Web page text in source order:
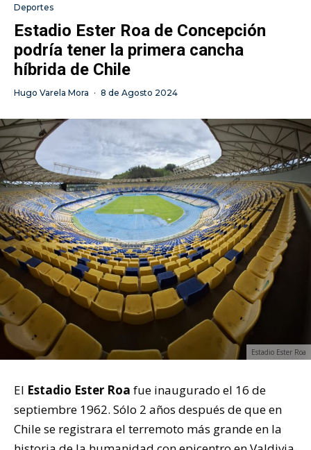
Deportes
Estadio Ester Roa de Concepción
podría tener la primera cancha
híbrida de Chile
Hugo Varela Mora · 8 de Agosto 2024
Estadio Ester Roa
El Estadio Ester Roa fue inaugurado el 16 de
septiembre 1962. Sólo 2 años después de que en
Chile se registrara el terremoto más grande en la